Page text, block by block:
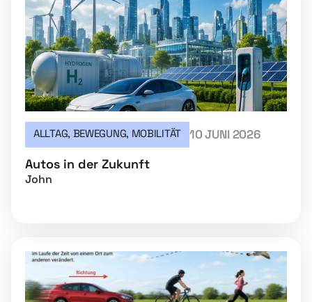
ALLTAG, BEWEGUNG, MOBILITÄT 10 JUNI 2026
Autos in der Zukunft
John